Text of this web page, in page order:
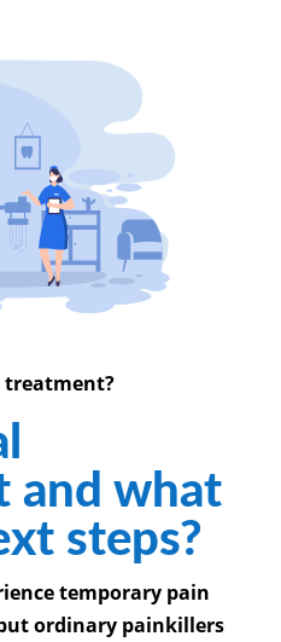
treatment?
and what
steps?
temporary pain
ordinary painkillers